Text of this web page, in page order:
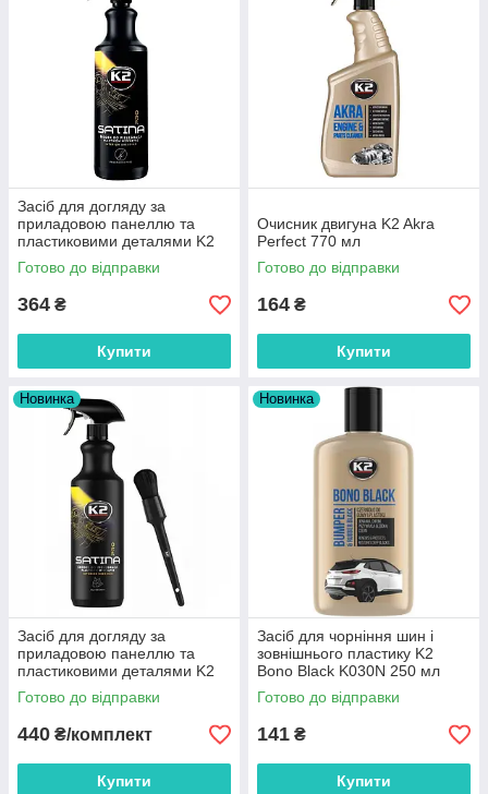
Засіб для догляду за
приладовою панеллю та
пластиковими деталями K2
Satina PRO 1 л.
Готово до відправки
364 ₴
Купити
Очисник двигуна K2 Akra
Perfect 770 мл
Готово до відправки
164 ₴
Купити
Новинка
Засіб для догляду за
приладовою панеллю та
пластиковими деталями K2
Satina PRO 1 л + Щітка ручна
для дітейлінгу
Готово до відправки
440 ₴/комплект
Купити
Новинка
Засіб для чорніння шин і
зовнішнього пластику K2
Bono Black K030N 250 мл
Готово до відправки
141 ₴
Купити